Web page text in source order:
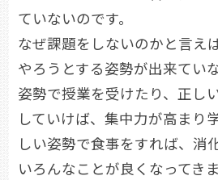
ていないのです。
なぜ課題をしないのかと言え
やろうとする姿勢が出来てい
姿勢で授業を受けたり、正し
していけば、集中力が高まり
しい姿勢で食事をすれば、消
いろんなことが良くなってきま